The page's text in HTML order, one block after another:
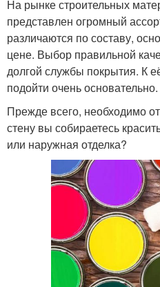
На рынке строительных
представлен огромный
различаются по составу,
цене. Выбор правильной
долгой службы покрытия. К
подойти очень основательно.
Прежде всего, необходимо
стену вы собираетесь
или наружная отделка?